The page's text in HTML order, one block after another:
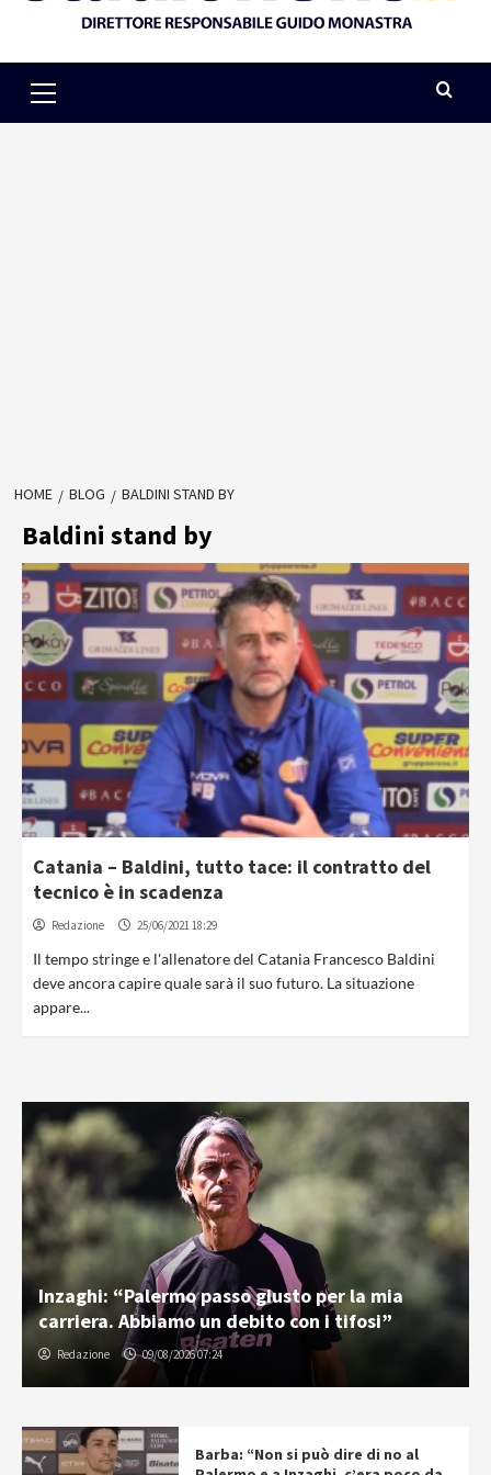
Menu
HOME BLOG BALDINI STAND BY
Baldini stand by
Catania – Baldini, tutto tace: il contratto del
tecnico è in scadenza
Redazione 25/06/2021 18:29
Il tempo stringe e l'allenatore del Catania Francesco Baldini
deve ancora capire quale sarà il suo futuro. La situazione
appare...
Inzaghi: “Palermo passo giusto per la mia
carriera. Abbiamo un debito con i tifosi”
Redazione 09/08/2026 07:24
Barba: “Non si può dire di no al